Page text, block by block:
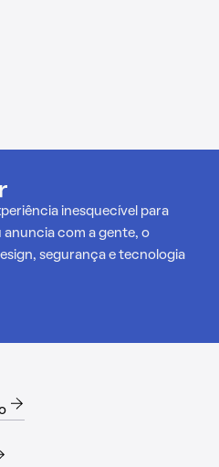
inesquecível para
anuncia com a gente, o
segurança e tecnologia